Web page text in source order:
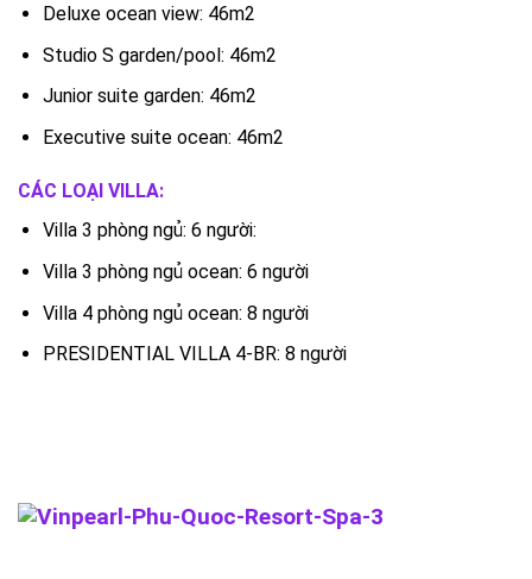
Deluxe ocean view: 46m2
Studio S garden/pool: 46m2
Junior suite garden: 46m2
Executive suite ocean: 46m2
CÁC LOẠI VILLA:
Villa 3 phòng ngủ: 6 người:
Villa 3 phòng ngủ ocean: 6 người
Villa 4 phòng ngủ ocean: 8 người
PRESIDENTIAL VILLA 4-BR: 8 người